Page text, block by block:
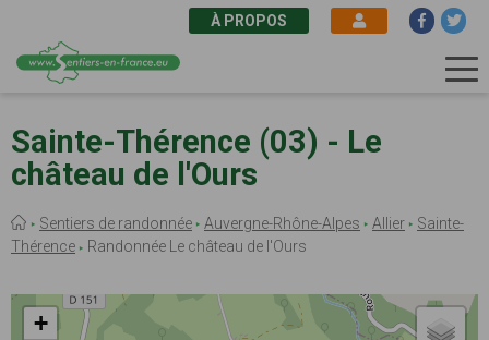
au
contenu
principal
À PROPOS
Sainte-Thérence (03) - Le
château de l'Ours
Fil
d'Ariane
Sentiers de randonnée Auvergne-Rhône-Alpes Allier
Sainte-
Thérence
Randonnée Le château de l'Ours
+